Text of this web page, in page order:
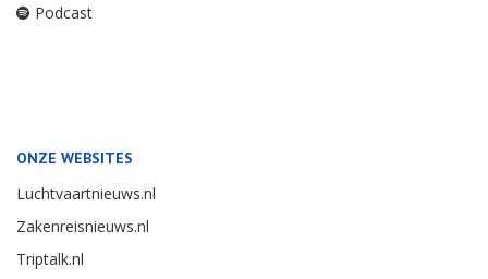
Podcast
ONZE WEBSITES
Luchtvaartnieuws.nl
Zakenreisnieuws.nl
Triptalk.nl